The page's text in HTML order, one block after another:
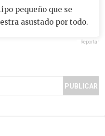
pequeño que se
asustado por todo.
Reportar
PUBLICAR